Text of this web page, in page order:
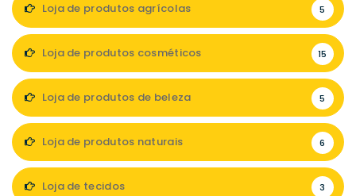
Loja de produtos agrícolas 5
Loja de produtos cosméticos 15
Loja de produtos de beleza 5
Loja de produtos naturais 6
Loja de tecidos 3